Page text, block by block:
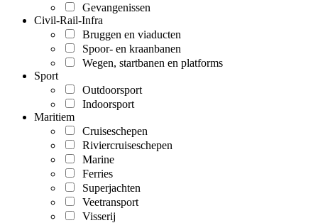
Gevangenissen
Civil-Rail-Infra
Bruggen en viaducten
Spoor- en kraanbanen
Wegen, startbanen en platforms
Sport
Outdoorsport
Indoorsport
Maritiem
Cruiseschepen
Riviercruiseschepen
Marine
Ferries
Superjachten
Veetransport
Visserij